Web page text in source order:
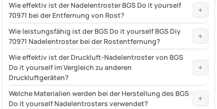
Wie effektiv ist der Nadelentroster BGS Do it yourself
70971 bei der Entfernung von Rost?
+
Wie leistungsfähig ist der BGS Do it yourself BGS Diy
70971 Nadelentroster bei der Rostentfernung?
+
Wie effektiv ist der Druckluft-Nadelentroster von BGS
Do it yourself im Vergleich zu anderen
Druckluftgeräten?
+
Welche Materialien werden bei der Herstellung des BGS
Do it yourself Nadelentrosters verwendet?
+